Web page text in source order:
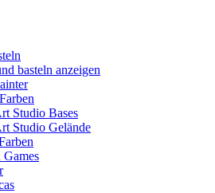
basteln anzeigen
Studio Bases
Studio Gelände